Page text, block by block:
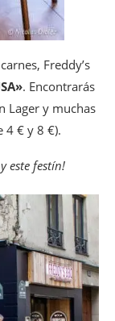
Freddy’s
. Encontrarás
Lager y muchas
4 € y 8 €).
este festín!